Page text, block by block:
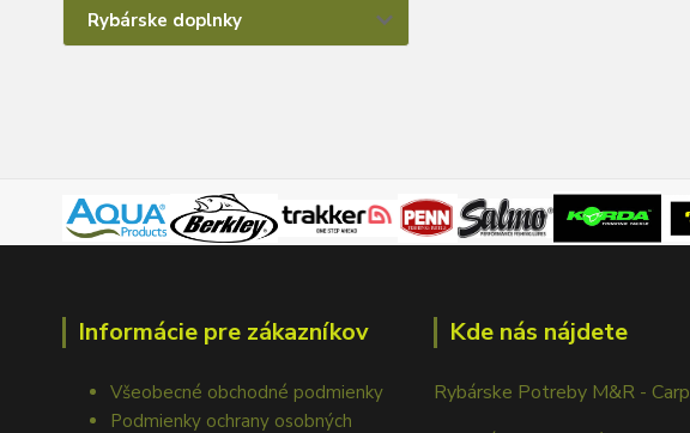
Rybárske doplnky
Informácie pre zákazníkov
Všeobecné obchodné podmienky
Podmienky ochrany osobných
Kde nás nájdete
Rybárske Potreby M&R - Carp